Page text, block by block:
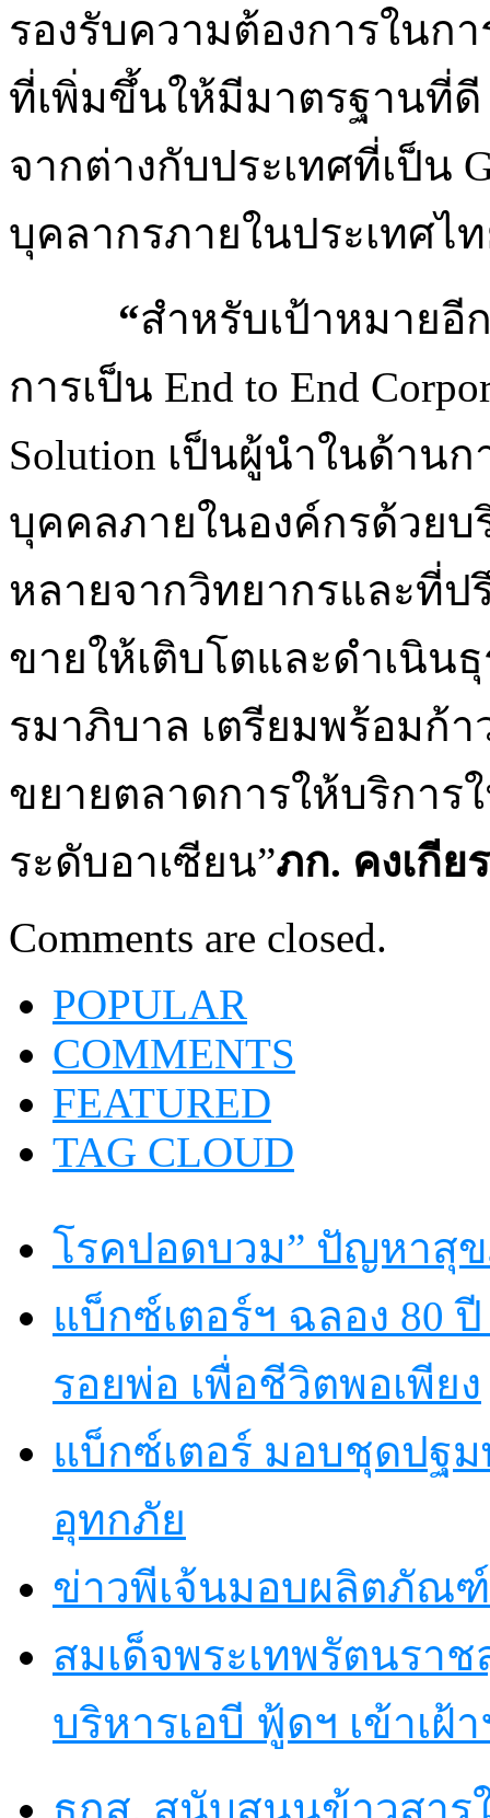
รองรับความต้องการในก
ที่เพิ่มขึ้นให้มีมาตรฐานที่
จากต่างกับประเทศที่เป็น
บุคลากรภายในประเทศไ
“สำหรับเป้าหมาย
การเป็น End to End
Solution เป็นผู้นำในด้าน
บุคคลภายในองค์กรด้วย
หลายจากวิทยากรและที่
ขายให้เติบโตและดำเนิน
รมาภิบาล เตรียมพร้อมก้
ขยายตลาดการให้บริการ
ระดับอาเซียน”ภก. คงเกีย
Comments are closed.
POPULAR
COMMENTS
FEATURED
TAG CLOUD
โรคปอดบวม” ปัญหาสุ
แบ็กซ์เตอร์ฯ ฉลอง 80
รอยพ่อ เพื่อชีวิตพอเพียง
แบ็กซ์เตอร์ มอบชุดปฐ
อุทกภัย
ข่าวพีเจ้นมอบผลิตภัณ
สมเด็จพระเทพรัตนรา
บริหารเอบี ฟู้ดฯ เข้าเฝ้